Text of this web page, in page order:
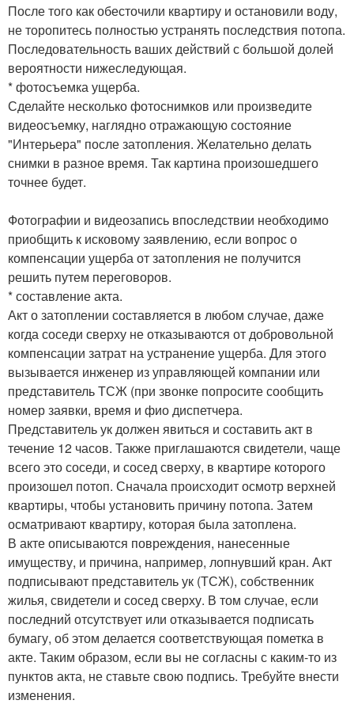
После того как обесточили квартиру и остановили воду,
не торопитесь полностью устранять последствия потопа.
Последовательность ваших действий с большой долей
вероятности нижеследующая.
* фотосъемка ущерба.
Сделайте несколько фотоснимков или произведите
видеосъемку, наглядно отражающую состояние
"Интерьера" после затопления. Желательно делать
снимки в разное время. Так картина произошедшего
точнее будет.
Фотографии и видеозапись впоследствии необходимо
приобщить к исковому заявлению, если вопрос о
компенсации ущерба от затопления не получится
решить путем переговоров.
* составление акта.
Акт о затоплении составляется в любом случае, даже
когда соседи сверху не отказываются от добровольной
компенсации затрат на устранение ущерба. Для этого
вызывается инженер из управляющей компании или
представитель ТСЖ (при звонке попросите сообщить
номер заявки, время и фио диспетчера.
Представитель ук должен явиться и составить акт в
течение 12 часов. Также приглашаются свидетели, чаще
всего это соседи, и сосед сверху, в квартире которого
произошел потоп. Сначала происходит осмотр верхней
квартиры, чтобы установить причину потопа. Затем
осматривают квартиру, которая была затоплена.
В акте описываются повреждения, нанесенные
имуществу, и причина, например, лопнувший кран. Акт
подписывают представитель ук (ТСЖ), собственник
жилья, свидетели и сосед сверху. В том случае, если
последний отсутствует или отказывается подписать
бумагу, об этом делается соответствующая пометка в
акте. Таким образом, если вы не согласны с каким-то из
пунктов акта, не ставьте свою подпись. Требуйте внести
изменения.